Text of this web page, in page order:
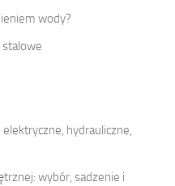
wody?
stalowe
hydrauliczne,
wybór, sadzenie i